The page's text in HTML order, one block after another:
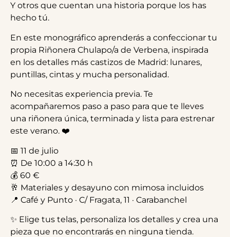
Y otros que cuentan una historia porque los has
hecho tú.
En este monográfico aprenderás a confeccionar tu
propia Riñonera Chulapo/a de Verbena, inspirada
en los detalles más castizos de Madrid: lunares,
puntillas, cintas y mucha personalidad.
No necesitas experiencia previa. Te
acompañaremos paso a paso para que te lleves
una riñonera única, terminada y lista para estrenar
este verano. ❤️
📅 11 de julio
⏰ De 10:00 a 14:30 h
💰 60 €
🥂 Materiales y desayuno con mimosa incluidos
📍 Café y Punto · C/ Fragata, 11 · Carabanchel
✨ Elige tus telas, personaliza los detalles y crea una
pieza que no encontrarás en ninguna tienda.